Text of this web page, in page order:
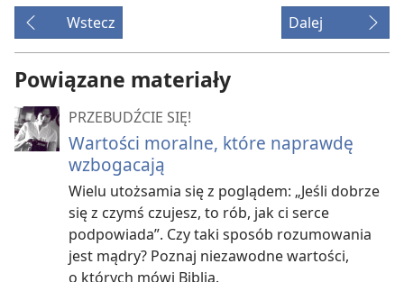
Wstecz Dalej
Powiązane materiały
PRZEBUDŹCIE SIĘ!
Wartości moralne, które naprawdę
wzbogacają
Wielu utożsamia się z poglądem: „Jeśli dobrze
się z czymś czujesz, to rób, jak ci serce
podpowiada”. Czy taki sposób rozumowania
jest mądry? Poznaj niezawodne wartości,
o których mówi Biblia.